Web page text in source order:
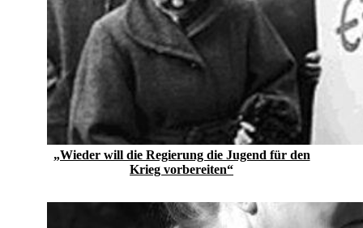
„Wieder will die Regierung die Jugend für den
Krieg vorbereiten“